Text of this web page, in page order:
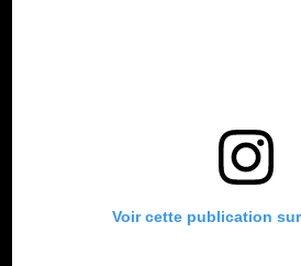
Voir cette publication